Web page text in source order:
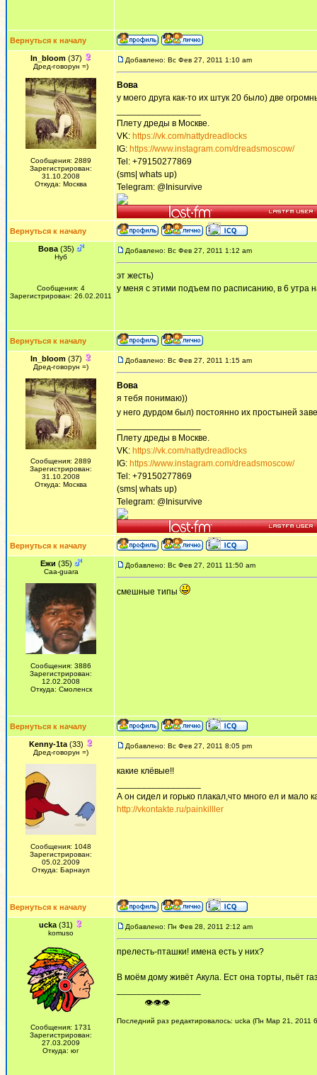
Вернуться к началу
In_bloom(37)
Дред-говорун =)
Сообщения: 2889
Зарегистрирован:
31.10.2008
Откуда: Москва
Добавлено: Вс Фев 27, 2011 1:10 am
Вова
у моего друга как-то их штук 20 было) две
Плету дреды в Москве.
VK: https://vk.com/nattydreadlocks
IG: https://www.instagram.com/dreadsmoscow/
Tel: +79150277869
(sms| whats up)
Telegram: @Inisurvive
Вернуться к началу
Вова(35)
Нуб
Сообщения: 4
Зарегистрирован: 26.02.2011
Добавлено: Вс Фев 27, 2011 1:12 am
эт жесть)
у меня с этими подъем по расписанию, в 6 утра
Вернуться к началу
In_bloom(37)
Дред-говорун =)
Сообщения: 2889
Зарегистрирован:
31.10.2008
Откуда: Москва
Добавлено: Вс Фев 27, 2011 1:15 am
Вова
я тебя понимаю))
у него дурдом был) постоянно их простыней
Плету дреды в Москве.
VK: https://vk.com/nattydreadlocks
IG: https://www.instagram.com/dreadsmoscow/
Tel: +79150277869
(sms| whats up)
Telegram: @Inisurvive
Вернуться к началу
Ежи (35)
Сaa-guara
Сообщения: 3886
Зарегистрирован:
12.02.2008
Откуда: Смоленск
Добавлено: Вс Фев 27, 2011 11:50 am
смешные типы
Вернуться к началу
Kenny-1ta(33)
Дред-говорун =)
Сообщения: 1048
Зарегистрирован:
05.02.2009
Откуда: Барнаул
Добавлено: Вс Фев 27, 2011 8:05 pm
какие клёвые!!
А он сидел и горько плакал,что много ел и мало
http://vkontakte.ru/painkilller
Вернуться к началу
ucka (31)
komuso
Сообщения: 1731
Зарегистрирован:
27.03.2009
Откуда: юг
Добавлено: Пн Фев 28, 2011 2:12 am
прелесть-пташки! имена есть у них?
В моём дому живёт Акула. Ест она торты, пьёт
ᅠ ᅠ ᅠ👁👁👁
Последний раз редактировалось: ucka (Пн Мар 21, 2011